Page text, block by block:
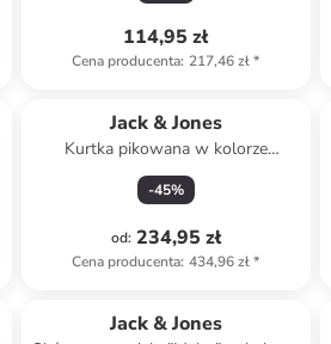
114,95 zł
Cena producenta: 217,46 zł*
Jack & Jones
Kurtka pikowana w kolorze
beżowo-szarym
-45%
od: 234,95 zł
Cena producenta: 434,96 zł*
Jack & Jones